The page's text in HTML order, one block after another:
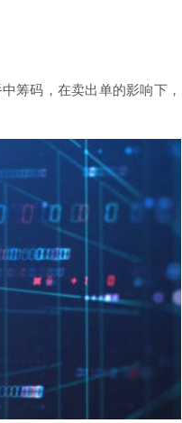
筹码，在卖出单的影响下，